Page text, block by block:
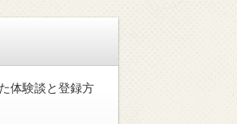
体験談と登録方